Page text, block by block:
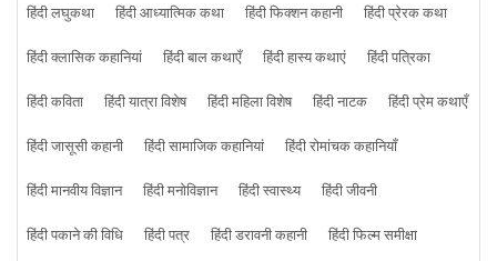
हिंदी लघुकथा हिंदी आध्यात्मिक कथा हिंदी फिक्शन कहानी
हिंदी प्रेरक कथा
हिंदी क्लासिक कहानियां
हिंदी बाल कथाएँ हिंदी हास्य कथाएं
हिंदी पत्रिका
हिंदी कविता
हिंदी यात्रा विशेष हिंदी महिला विशेष हिंदी नाटक
हिंदी प्रेम कथाएँ
हिंदी जासूसी कहानी
हिंदी सामाजिक कहानियां
हिंदी रोमांचक कहानियाँ
हिंदी मानवीय विज्ञान
हिंदी मनोविज्ञान हिंदी स्वास्थ्य
हिंदी जीवनी
हिंदी पकाने की विधि
हिंदी पत्र हिंदी डरावनी कहानी हिंदी फिल्म समीक्षा